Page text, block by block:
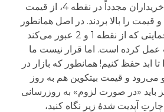
در ادامه (شکل زیر)، خریداران مجدداً در نقطه 4، از قیمت
و قیمت را بالا بردند. در اصل همانطور
که می‌بینید ترندلاین حمایتی که از نقطه 1 و 2 عبور می‌کند
درست عمل کرده است. اما قرار نیست ما
ابد حفظ کنیم! همانطور که بازار در
و قیمت بیتکوین هم به روز
باید «در صورت لزوم» به روزرسانی
آپدیت شدۀ زیر نگاه کنید،